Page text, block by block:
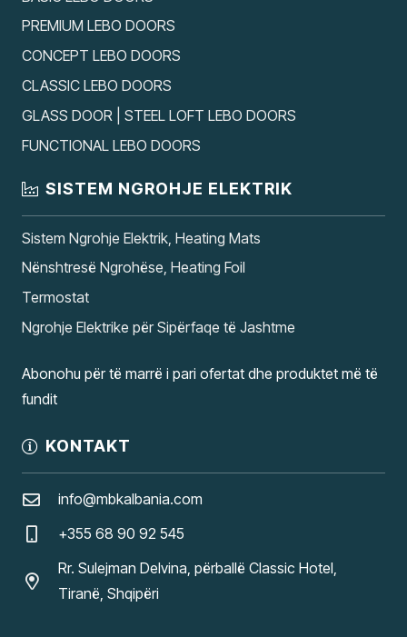
PREMIUM LEBO DOORS
CONCEPT LEBO DOORS
CLASSIC LEBO DOORS
GLASS DOOR | STEEL LOFT LEBO DOORS
FUNCTIONAL LEBO DOORS
SISTEM NGROHJE ELEKTRIK
Sistem Ngrohje Elektrik, Heating Mats
Nënshtresë Ngrohëse, Heating Foil
Termostat
Ngrohje Elektrike për Sipërfaqe të Jashtme
Abonohu për të marrë i pari ofertat dhe produktet më të
fundit
KONTAKT
info@mbkalbania.com
+355 68 90 92 545
Rr. Sulejman Delvina, përballë Classic Hotel,
Tiranë, Shqipëri